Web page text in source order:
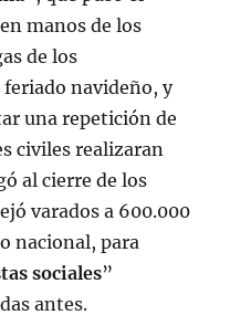
manos de los
de los
navideño, y
una repetición de
civiles realizaran
al cierre de los
varados a 600.000
nacional, para
sociales”
antes.